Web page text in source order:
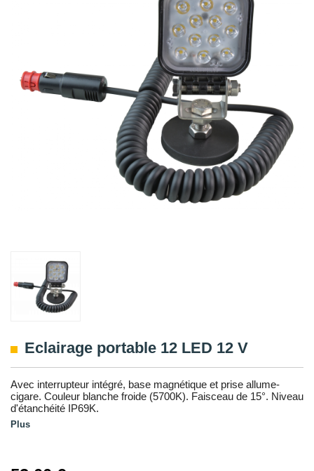
Eclairage portable 12 LED 12 V
Avec interrupteur intégré, base magnétique et prise allume-
cigare. Couleur blanche froide (5700K). Faisceau de 15°. Niveau
d'étanchéité IP69K.
Plus